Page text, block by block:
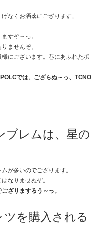
なくお洒落にござります。
すぞ～っ。
ませんぞ。
にございます。巷にあふれたポ
では、ござらぬ～っ、TONO
ブレムは、星の
が多いのでござります。
なりませぬぞ。
ざりまするう～っ。
ツを購入される